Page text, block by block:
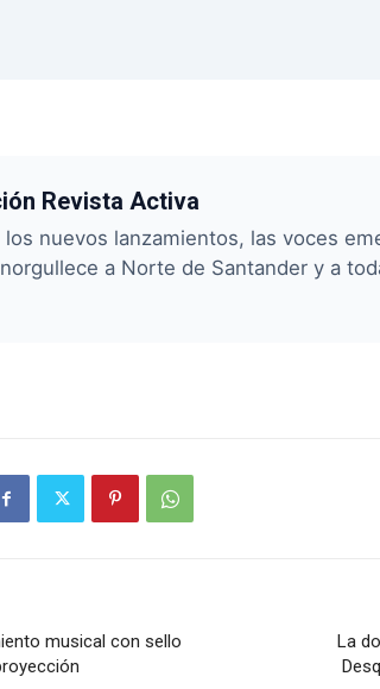
Revista Activa
los nuevos lanzamientos, las voces
a Norte de Santander y a
musical con sello
La